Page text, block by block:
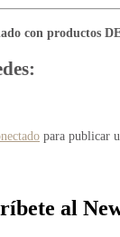
con productos
para publicar
al